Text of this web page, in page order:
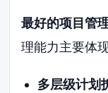
最好的项目管
理能力主要体
多层级计划